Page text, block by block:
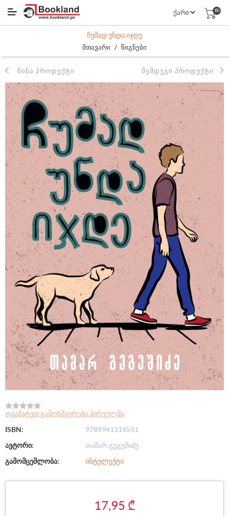
(0)
ᲩᲣᲛᲐᲓ ᲣᲜᲓᲐ ᲘᲯᲓᲔ
მთავარი / წიგნები
ᲬᲘᲜᲐ ᲞᲠᲝᲓᲣᲥᲢᲘ ᲨᲔᲛᲓᲔᲒᲘ ᲞᲠᲝᲓᲣᲥᲢᲘ
დაამატეთ გამოხმაურება პირველმა
ISBN:
9789941314551
ავტორი:
თამარ გეგეშიძე
გამომცემლობა:
ᲘᲜᲢᲔᲚᲔᲥᲢᲘ
17,95 ₾